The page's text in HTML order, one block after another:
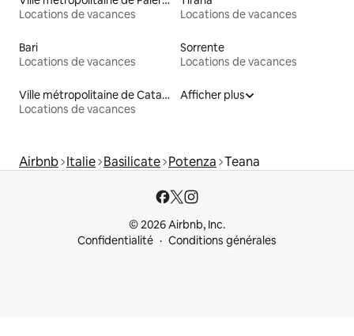
Locations de vacances
Locations de vacances
Bari
Locations de vacances
Sorrente
Locations de vacances
Ville métropolitaine de Catane
Locations de vacances
Afficher plus
Airbnb Italie Basilicate Potenza Teana
© 2026 Airbnb, Inc.
Confidentialité
Conditions générales